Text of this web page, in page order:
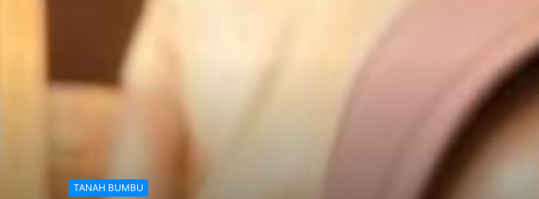
TANAH BUMBU